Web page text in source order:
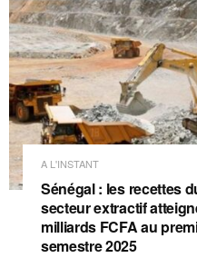
A L'INSTANT
Sénégal : les recettes
secteur extractif
milliards FCFA au
semestre 2025